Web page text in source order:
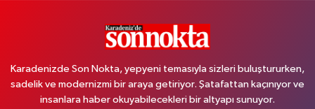
Karadenizde Son Nokta, yepyeni temasıyla sizleri buluştururken,
sadelik ve modernizmi bir araya getiriyor. Şatafattan kaçınıyor ve
insanlara haber okuyabilecekleri bir altyapı sunuyor.